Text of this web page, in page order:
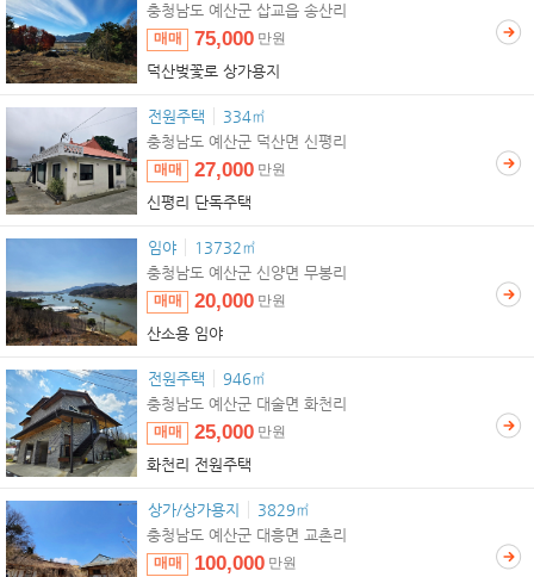
덕산벚꽃로 상가용지
매매 75,000 만원
충청남도 예산군 삽교읍 송산리
전원주택 334㎡
신평리 단독주택
매매 27,000 만원
충청남도 예산군 덕산면 신평리
임야 13732㎡
산소용 임야
매매 20,000 만원
충청남도 예산군 신양면 무봉리
전원주택 946㎡
화천리 전원주택
매매 25,000 만원
충청남도 예산군 대술면 화천리
상가/상가용지 3829㎡
매매 100,000 만원
충청남도 예산군 대흥면 교촌리